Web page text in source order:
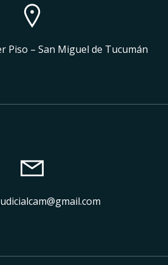
Piso – San Miguel de Tucumán